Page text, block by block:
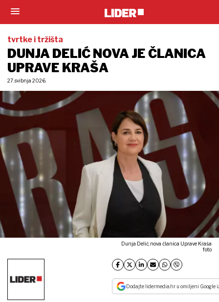
tvrtke i tržišta
DUNJA DELIĆ NOVA JE ČLANICA
UPRAVE KRAŠA
27. svibnja 2026.
Dunja Delić, nova članica Uprave Kraša
foto
Dodajte lidermedia.hr u omiljeni Google